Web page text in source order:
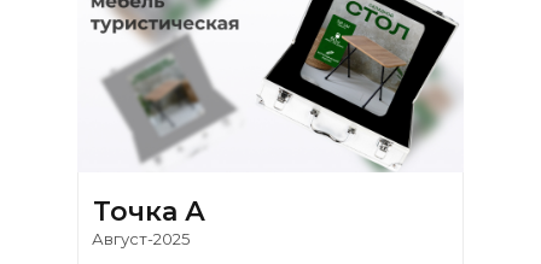
Август-2025
Точка А